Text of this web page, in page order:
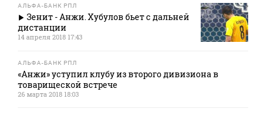
АЛЬФА-БАНК РПЛ
Зенит - Анжи. Хубулов бьет с дальней
дистанции
14 апреля 2018 17:43
АЛЬФА-БАНК РПЛ
«Анжи» уступил клубу из второго дивизиона в
товарищеской встрече
26 марта 2018 18:03